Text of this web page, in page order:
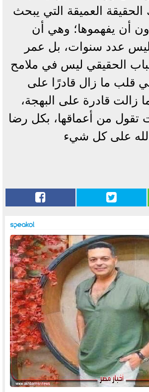
الحقيقة العميقة التي يبحث
أن يفهموها؛ وهي أن
ليس عدد سنوات، بل عمر
الحقيقي ليس في ملامح
قلب ما زال قادرًا على
زالت قادرة على البهجة،
تقول من أعماقها، بكل رضا
لله على كل شيء